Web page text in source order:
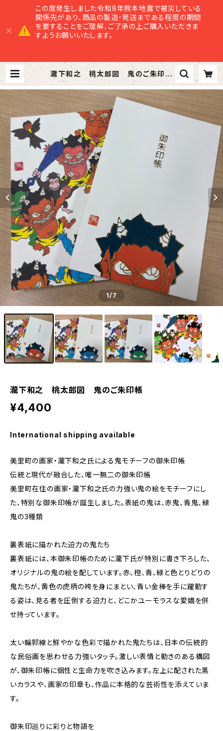
この度発生しました令和8年熊本地震で被災している
関係先があり、商品の製造・発送まである程度の期間
を要することをご理解、ご了承の上ご購入いただきま
すようお願いいたします。
瀧下和之 桃太郎図 鬼のご朱印帳
| 美里商店
1/7
瀧下和之 桃太郎図 鬼のご朱印帳
¥4,400
International shipping available
美里町の画家・瀧下和之氏による鬼モチーフの御朱印帳
伝統と現代が融合した、唯一無二の御朱印帳
美里町在住の画家・瀧下和之氏の力強い鬼の絵をモチーフにし
た、特別な御朱印帳が誕生しました。表紙の鬼は、赤鬼、青鬼、緑
鬼の3種類
裏表紙に描かれた迫力の鬼たち
裏表紙には、本御朱印帳のために瀧下氏が特別に書き下ろした、
オリジナルの鬼の絵を配しています。赤、橙、青、緑と色とりどりの
鬼たちが、黄色の虎柄の袴を身にまとい、青い金棒を手に躍動す
る姿は、見る者を圧倒する迫力と、どこかユーモラスな愛嬌を併
せ持っています。
太い輪郭線と鮮やかな色彩で描かれた鬼たちは、日本の伝統的
な民俗画を思わせる力強いタッチ。激しい表情と動きのある構図
が、御朱印帳に個性と生命力を吹き込みます。左上に配された黒
いカラスや、画家の印章も、作品に本格的な芸術性を添えていま
す。
御朱印巡りに彩りと物語を